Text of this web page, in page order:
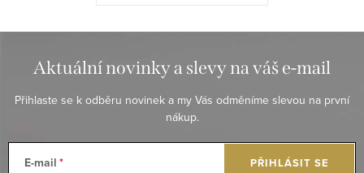
Aktuální novinky a slevy na váš e-mail
Přihlaste se k odběru novinek a my Vás odměníme slevou na první
nákup.
E-mail PŘIHLÁSIT SE